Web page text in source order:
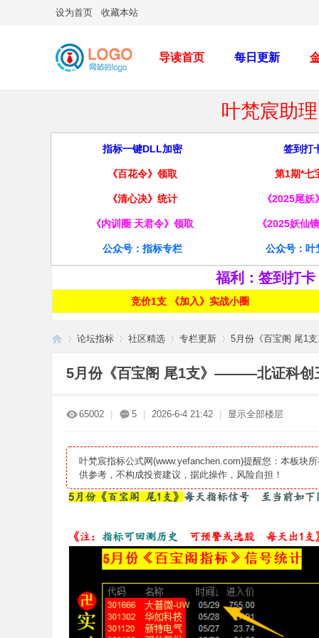
设为首页 收藏本站
导读首页 每日更新
叶梵宸助
指标一键DLL加密 签到打
《百花令》领取 第1期*七
《清心决》统计 《2025尾妖
《内训圈 天君令》领取 《2025妖仙
公众号：指标专栏 公众号：叶
福利：签到打
竞价1支 《加入》实战小圈
论坛指标 社区精选 专栏更新 5月份《百宝阁 尾1
5月份《百宝阁 尾1支》———北证科创
65002 5 2026-6-4 21:42 显示全部楼层
叶梵宸指标公式网(www.yefanchen.com)提醒您：本板块
供参考，不构成投资建议，据此操作，风险自担！